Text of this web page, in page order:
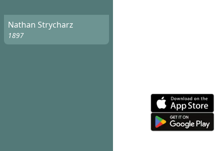
Nathan Strycharz
1897